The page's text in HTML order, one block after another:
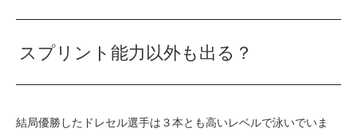
スプリント能力以外も出る？
結局優勝したドレセル選手は３本とも高いレベルで泳いでいま